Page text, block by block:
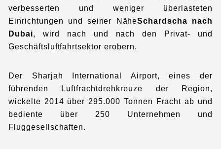
verbesserten und weniger überlasteten
Einrichtungen und seiner NäheSchardscha nach
Dubai, wird nach und nach den Privat- und
Geschäftsluftfahrtsektor erobern.
Der Sharjah International Airport, eines der
führenden Luftfrachtdrehkreuze der Region,
wickelte 2014 über 295.000 Tonnen Fracht ab und
bediente über 250 Unternehmen und
Fluggesellschaften.